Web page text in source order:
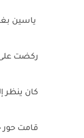
ياسين
ركضت
كان ينظر
قامت